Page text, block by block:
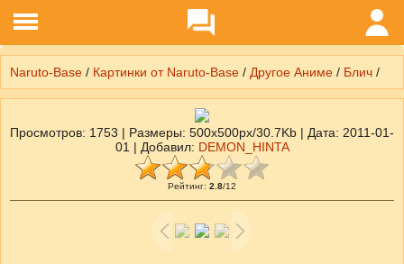
Naruto-Base / Картинки от Naruto-Base / Другое Аниме / Блич /
Просмотров: 1753 | Размеры: 500x500px/30.7Kb | Дата: 2011-01-
01 | Добавил: DEMON_HINTA
Рейтинг: 2.8/12